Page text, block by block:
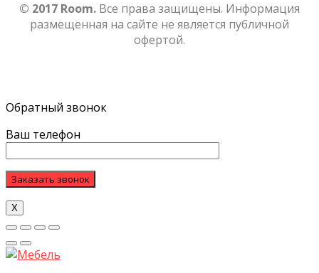
© 2017 Room. Все права защищены. Информация
размещенная на сайте не является публичной
офертой.
Обратный звонок
Ваш телефон
Х